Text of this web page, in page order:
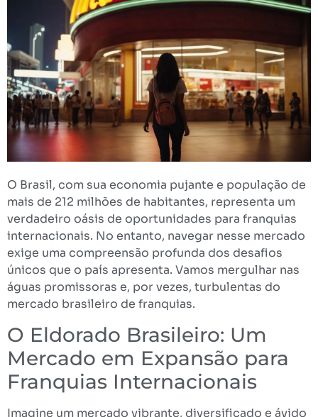
O Brasil, com sua economia pujante e população de
mais de 212 milhões de habitantes, representa um
verdadeiro oásis de oportunidades para franquias
internacionais. No entanto, navegar nesse mercado
exige uma compreensão profunda dos desafios
únicos que o país apresenta. Vamos mergulhar nas
águas promissoras e, por vezes, turbulentas do
mercado brasileiro de franquias.
O Eldorado Brasileiro: Um
Mercado em Expansão para
Franquias Internacionais
Imagine um mercado vibrante, diversificado e ávido